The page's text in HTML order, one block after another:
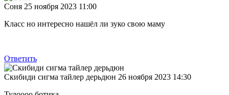
Соня 25 ноября 2023 11:00
Класс но интересно нашёл ли зуко свою маму
Ответить
Скибиди сигма тайлер дерьдюн 26 ноября 2023 14:30